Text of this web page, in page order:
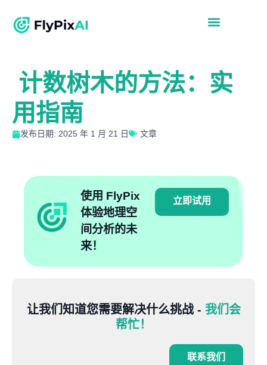
计数树木的方法：实
用指南
发布日期: 2025 年 1 月 21 日 文章
使用 FlyPix
体验地理空
间分析的未
来！
立即试用
让我们知道您需要解决什么挑战 - 我们会
帮忙！
联系我们